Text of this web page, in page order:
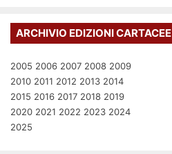
ARCHIVIO EDIZIONI CARTACEE
2005 2006 2007 2008 2009
2010 2011 2012 2013 2014
2015 2016 2017 2018 2019
2020 2021 2022 2023 2024
2025